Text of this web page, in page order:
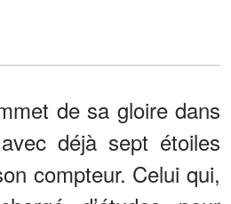
de sa gloire dans
déjà sept étoiles
compteur. Celui qui,